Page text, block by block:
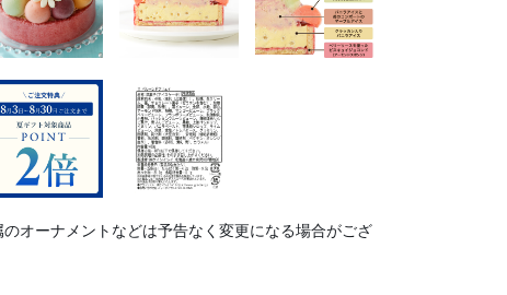
オーナメントなどは予告なく変更になる場合がござ